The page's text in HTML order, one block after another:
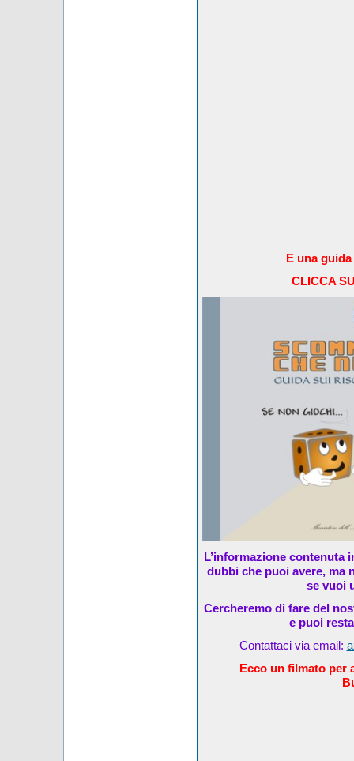
E una
CLICCA
L’informazione contenuta
dubbi che puoi avere, ma
se vuoi
Cercheremo di fare del
e puoi
Contattaci via email:
Ecco un filmato per